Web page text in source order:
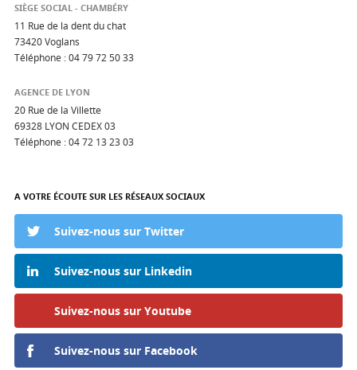
SIÈGE SOCIAL - CHAMBÉRY
11 Rue de la dent du chat
73420 Voglans
Téléphone :04 79 72 50 33
AGENCE DE LYON
20 Rue de la Villette
69328 LYON CEDEX 03
Téléphone :04 72 13 23 03
A VOTRE ÉCOUTE SUR LES RÉSEAUX SOCIAUX
Suivez-nous sur Twitter
Suivez-nous sur Linkedin
Suivez-nous sur Youtube
Suivez-nous sur Facebook